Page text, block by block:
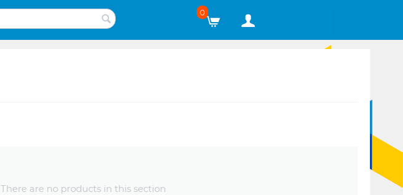
0
There are no products in this section